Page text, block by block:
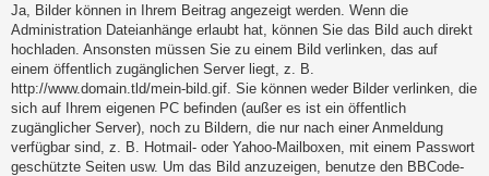
Ja, Bilder können in Ihrem Beitrag angezeigt werden. Wenn die
Administration Dateianhänge erlaubt hat, können Sie das Bild auch direkt
hochladen. Ansonsten müssen Sie zu einem Bild verlinken, das auf
einem öffentlich zugänglichen Server liegt, z. B.
http://www.domain.tld/mein-bild.gif. Sie können weder Bilder verlinken, die
sich auf Ihrem eigenen PC befinden (außer es ist ein öffentlich
zugänglicher Server), noch zu Bildern, die nur nach einer Anmeldung
verfügbar sind, z. B. Hotmail- oder Yahoo-Mailboxen, mit einem Passwort
geschützte Seiten usw. Um das Bild anzuzeigen, benutze den BBCode-